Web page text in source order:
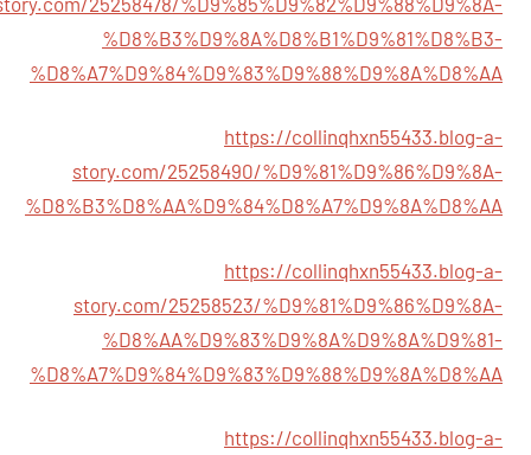
%D8%B3%D9%8A%D8%B1%D9%81%D8%B3-
%D8%A7%D9%84%D9%83%D9%88%D9%8A%D8%AA
https://collinqhxn55433.blog-a-
story.com/25258490/%D9%81%D9%86%D9%8A-
%D8%B3%D8%AA%D9%84%D8%A7%D9%8A%D8%AA
https://collinqhxn55433.blog-a-
story.com/25258523/%D9%81%D9%86%D9%8A-
%D8%AA%D9%83%D9%8A%D9%8A%D9%81-
%D8%A7%D9%84%D9%83%D9%88%D9%8A%D8%AA
https://collinqhxn55433.blog-a-